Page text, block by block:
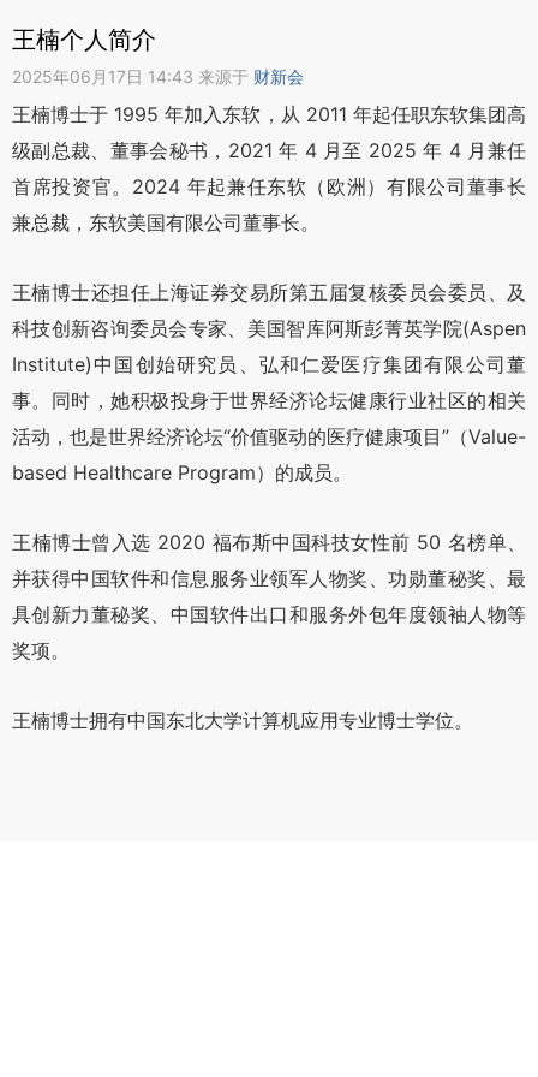
王楠个人简介
2025年06月17日 14:43 来源于 财新会
王楠博士于 1995 年加入东软，从 2011 年起任职东软集团高
级副总裁、董事会秘书，2021 年 4 月至 2025 年 4 月兼任
首席投资官。2024 年起兼任东软（欧洲）有限公司董事长
兼总裁，东软美国有限公司董事长。
王楠博士还担任上海证券交易所第五届复核委员会委员、及
科技创新咨询委员会专家、美国智库阿斯彭菁英学院(Aspen
Institute)中国创始研究员、弘和仁爱医疗集团有限公司董
事。同时，她积极投身于世界经济论坛健康行业社区的相关
活动，也是世界经济论坛“价值驱动的医疗健康项目”（Value-
based Healthcare Program）的成员。
王楠博士曾入选 2020 福布斯中国科技女性前 50 名榜单、
并获得中国软件和信息服务业领军人物奖、功勋董秘奖、最
具创新力董秘奖、中国软件出口和服务外包年度领袖人物等
奖项。
王楠博士拥有中国东北大学计算机应用专业博士学位。